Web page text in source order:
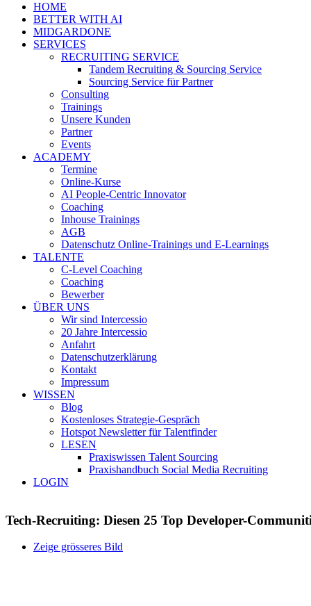
HOME
BETTER WITH AI
MIDGARDONE
SERVICES
RECRUITING SERVICE
Tandem Recruiting & Sourcing Service
Sourcing Service für Partner
Consulting
Trainings
Unsere Kunden
Partner
Events
ACADEMY
Termine
Online-Kurse
AI People-Centric Innovator
Coaching
Inhouse Trainings
AGB
Datenschutz Online-Trainings und E-Learnings
TALENTE
C-Level Coaching
Coaching
Bewerber
ÜBER UNS
Wir sind Intercessio
20 Jahre Intercessio
Anfahrt
Datenschutzerklärung
Kontakt
Impressum
WISSEN
Blog
Kostenloses Strategie-Gespräch
Hotspot Newsletter für Talentfinder
LESEN
Praxiswissen Talent Sourcing
Praxishandbuch Social Media Recruiting
LOGIN
Tech-Recruiting: Diesen 25 Top Developer-
Zeige grösseres Bild